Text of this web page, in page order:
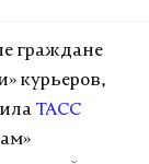
граждане
курьеров,
ТАСС